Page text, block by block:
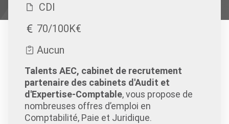
CDI
70/100K€
Aucun
Talents AEC, cabinet de recrutement
partenaire des cabinets d'Audit et
d'Expertise-Comptable, vous propose de
nombreuses offres d’emploi en
Comptabilité, Paie et Juridique.